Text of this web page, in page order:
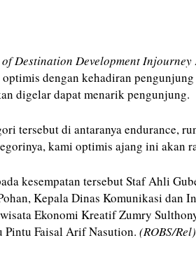
Destination Development Injourney
dengan kehadiran
digelar dapat menarik pengunjung.
tersebut di antaranya endurance,
kami optimis ajang ini akan
kesempatan tersebut Staf Ahli
Kepala Dinas Komunikasi dan
Ekonomi Kreatif Zumry
Pintu Faisal Arif Nasution. (ROBS/Rel)